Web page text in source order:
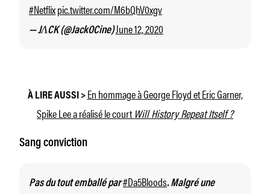
#Netflixpic.twitter.com/M6bQhV0xgv
— JΛCK (@JackOCine)June 12, 2020
À LIRE AUSSI > En hommage à George Floyd et Eric Garner,
Spike Lee a réalisé le courtWill History Repeat Itself ?
Sang conviction
Pas du tout emballé par#Da5Bloods. Malgré une